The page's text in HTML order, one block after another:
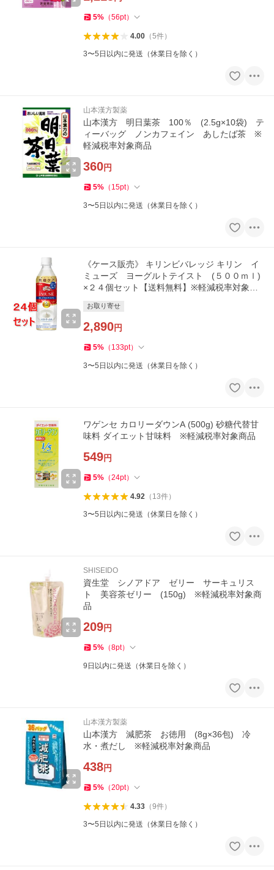
5% （56pt）
4.00（5件）
3〜5日以内に発送（休業日を除く）
山本漢方製薬
山本漢方 明日葉茶 100％ (2.5g×10袋) テ
ィーバッグ ノンカフェイン あしたば茶 ※
軽減税率対象商品
360円
5% （ 15pt）
3〜5日以内に発送（休業日を除く）
《ケース販売》 キリンビバレッジ キリン イ
ミューズ ヨーグルトテイスト (５００ｍｌ)
×２４個セット【送料無料】※軽減税率対象商
お取り寄せ
2,890円
5% （ 133pt）
3〜5日以内に発送（休業日を除く）
ワゲンセ カロリーダウンA (500g) 砂糖代替甘
味料 ダイエット甘味料 ※軽減税率対象商品
549円
5% （24pt）
4.92（ 13件）
3〜5日以内に発送（休業日を除く）
SHISEIDO
資生堂 シノアドア ゼリー サーキュリス
ト 美容茶ゼリー (150g) ※軽減税率対象商
品
209円
5% （8pt）
9日以内に発送（休業日を除く）
山本漢方製薬
山本漢方 減肥茶 お徳用 (8g×36包) 冷
水・煮だし ※軽減税率対象商品
438円
5% （20pt）
4.33（9件）
3〜5日以内に発送（休業日を除く）